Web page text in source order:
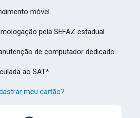
móvel.
pela SEFAZ estadual.
de computador dedicado.
ao SAT*
meu cartão?